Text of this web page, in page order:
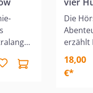
Die
erzählt
und
"Green
18,00
€*